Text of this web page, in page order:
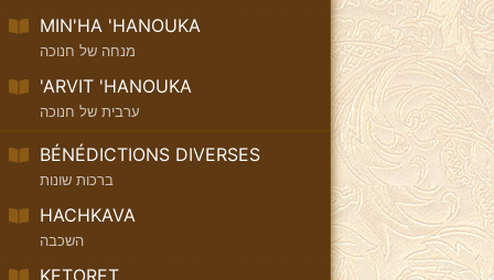
MIN'HA 'HANOUKA
מנחה של חנוכה
'ARVIT 'HANOUKA
ערבית של חנוכה
BÉNÉDICTIONS DIVERSES
ברכות שונות
HACHKAVA
השכבה
KETORET